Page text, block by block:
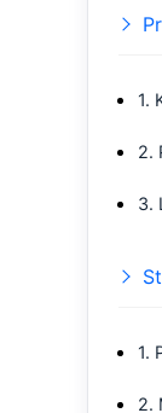
1.
2.
3.
1.
2.